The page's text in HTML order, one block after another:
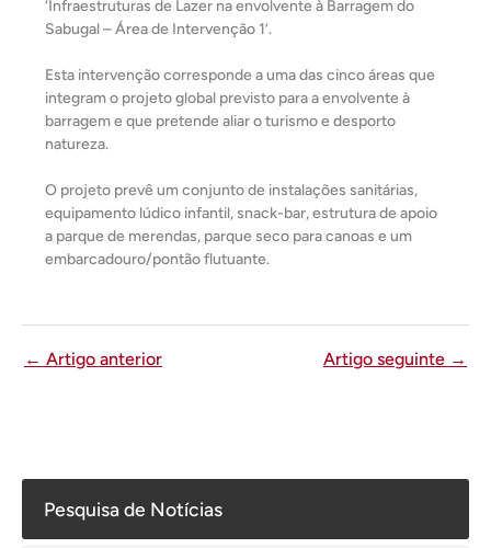
Pesquisa de Notícias
‘Infraestruturas de Lazer na envolvente à Barragem do
Sabugal – Área de Intervenção 1’.
Esta intervenção corresponde a uma das cinco áreas que
integram o projeto global previsto para a envolvente à
barragem e que pretende aliar o turismo e desporto
natureza.
O projeto prevê um conjunto de instalações sanitárias,
equipamento lúdico infantil, snack-bar, estrutura de apoio
a parque de merendas, parque seco para canoas e um
embarcadouro/pontão flutuante.
← Artigo anterior Artigo seguinte →